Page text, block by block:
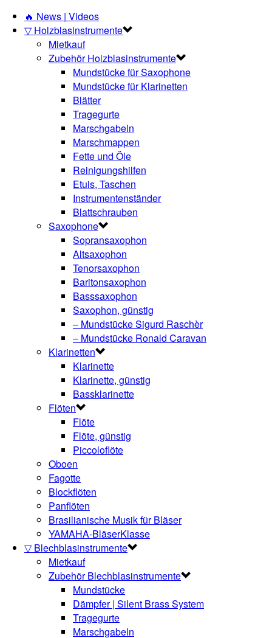
🔥 News | Videos
▽ Holzblasinstrumente
Mietkauf
Zubehör Holzblasinstrumente
Mundstücke für Saxophone
Mundstücke für Klarinetten
Blätter
Tragegurte
Marschgabeln
Marschmappen
Fette und Öle
Reinigungshilfen
Etuis, Taschen
Instrumentenständer
Blattschrauben
Saxophone
Sopransaxophon
Altsaxophon
Tenorsaxophon
Baritonsaxophon
Basssaxophon
Saxophon, günstig
– Mundstücke Sigurd Raschèr
– Mundstücke Ronald Caravan
Klarinetten
Klarinette
Klarinette, günstig
Bassklarinette
Flöten
Flöte
Flöte, günstig
Piccoloflöte
Oboen
Fagotte
Blockflöten
Panflöten
Brasilianische Musik für Bläser
YAMAHA-BläserKlasse
▽ Blechblasinstrumente
Mietkauf
Zubehör Blechblasinstrumente
Mundstücke
Dämpfer | Silent Brass System
Tragegurte
Marschgabeln